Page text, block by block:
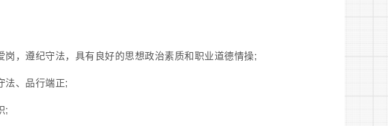
岗，遵纪守法，具有良好的思想政治素质和职业道德情操;
法、品行端正;
;